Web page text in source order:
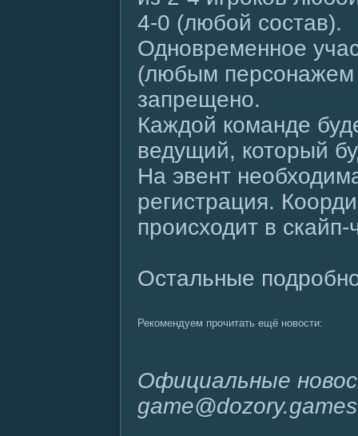
4-0 (любой состав).
Одновременное
(любым персонажем
запрещено.
Каждой команде
ведущий, который
На эвент
регистрация.
происходит в скайп-
Остальные
Рекомендуем прочитать ещё новости:
Официальные
game@dozory.games